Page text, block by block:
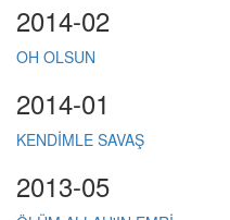
2014-02
OH OLSUN
2014-01
KENDİMLE SAVAŞ
2013-05